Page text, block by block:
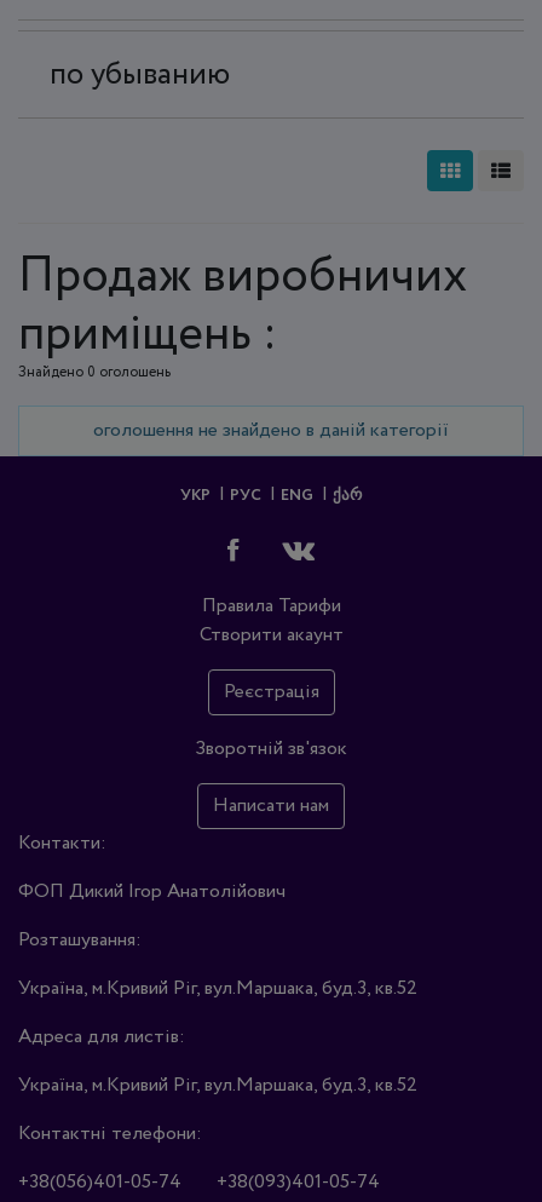
по убыванию
Продаж виробничих
приміщень :
Знайдено 0 оголошень
оголошення не знайдено в даній категорії
УКР РУС ENG ᲥᲐᲠ
Правила Тарифи
Створити акаунт
Реєстрація
Зворотній зв'язок
Написати нам
Контакти:
ФОП Дикий Ігор Анатолійович
Розташування:
Україна, м.Кривий Ріг, вул.Маршака, буд.3, кв.52
Адреса для листів:
Україна, м.Кривий Ріг, вул.Маршака, буд.3, кв.52
Контактні телефони:
+38(056)401-05-74
+38(093)401-05-74